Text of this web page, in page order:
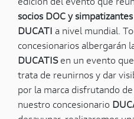
socios DOC y simpatizantes
DUCATI a nivel mundial.
concesionarios albergarán
DUCATISen un evento
trata de reunirnos y dar
por la marca disfrutando
nuestro concesionario